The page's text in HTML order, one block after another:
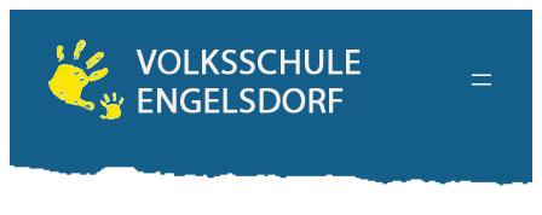
Inhalt
springen